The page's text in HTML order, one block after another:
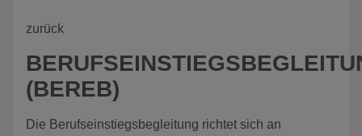
zurück
(BEREB)
Die Berufseinstiegsbegleitung richtet sich an